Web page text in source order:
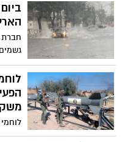
בפנים
חשפו
חברת
הצפי
עזות עד
עזה,